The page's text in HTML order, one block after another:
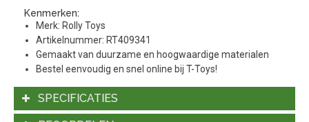
Kenmerken:
Merk: Rolly Toys
Artikelnummer: RT409341
Gemaakt van duurzame en hoogwaardige materialen
Bestel eenvoudig en snel online bij T-Toys!
SPECIFICATIES